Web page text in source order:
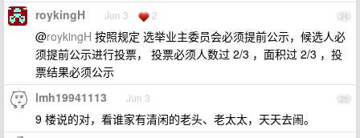
24
roykingH Jun 3 2
@roykingH 按照规定 选举业主委员会必须提前公示，候选人必
须提前公示进行投票， 投票必须人数过 2/3 ，面积过 2/3 ，投
票结果必须公示
25
lmh19941113 Jun 3
9 楼说的对，看谁家有清闲的老头、老太太，天天去闹。